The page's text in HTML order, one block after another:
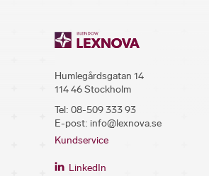
Humlegårdsgatan 14
114 46 Stockholm
Tel: 08-509 333 93
E-post: info@lexnova.se
Kundservice
LinkedIn